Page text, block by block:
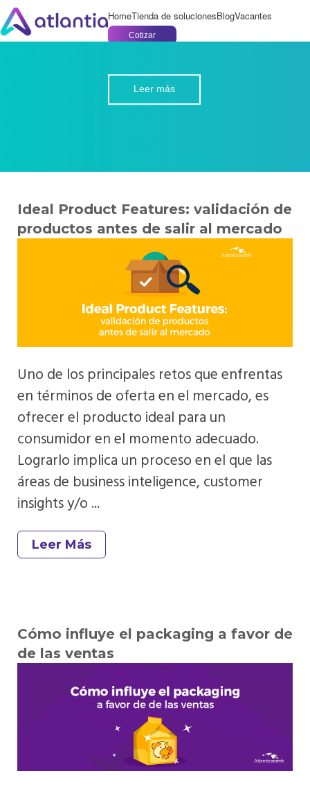
HomeTienda de solucionesBlogVacantes
Cotizar
Leer más
Ideal Product Features: validación de
productos antes de salir al mercado
Uno de los principales retos que enfrentas
en términos de oferta en el mercado, es
ofrecer el producto ideal para un
consumidor en el momento adecuado.
Lograrlo implica un proceso en el que las
áreas de business inteligence, customer
insights y/o ...
Leer Más
Cómo influye el packaging a favor de
de las ventas